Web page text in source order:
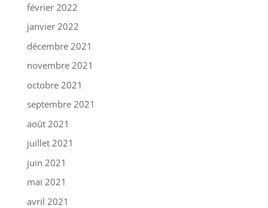
février 2022
janvier 2022
décembre 2021
novembre 2021
octobre 2021
septembre 2021
août 2021
juillet 2021
juin 2021
mai 2021
avril 2021